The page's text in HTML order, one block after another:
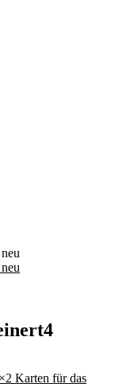
Karten für das